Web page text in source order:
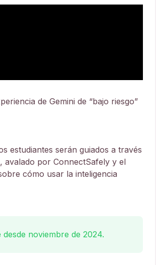
de Gemini de “bajo riesgo”
estudiantes serán guiados a través
avalado por ConnectSafely y el
cómo usar la inteligencia
noviembre de 2024.